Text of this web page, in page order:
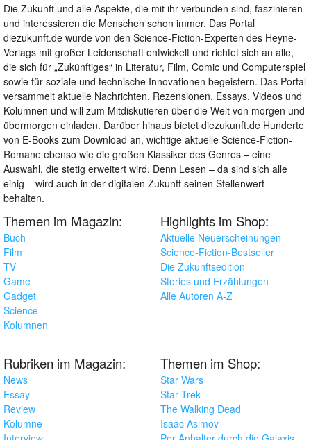
Die Zukunft und alle Aspekte, die mit ihr verbunden sind, faszinieren
und interessieren die Menschen schon immer. Das Portal
diezukunft.de wurde von den Science-Fiction-Experten des Heyne-
Verlags mit großer Leidenschaft entwickelt und richtet sich an alle,
die sich für „Zukünftiges“ in Literatur, Film, Comic und Computerspiel
sowie für soziale und technische Innovationen begeistern. Das Portal
versammelt aktuelle Nachrichten, Rezensionen, Essays, Videos und
Kolumnen und will zum Mitdiskutieren über die Welt von morgen und
übermorgen einladen. Darüber hinaus bietet diezukunft.de Hunderte
von E-Books zum Download an, wichtige aktuelle Science-Fiction-
Romane ebenso wie die großen Klassiker des Genres – eine
Auswahl, die stetig erweitert wird. Denn Lesen – da sind sich alle
einig – wird auch in der digitalen Zukunft seinen Stellenwert
behalten.
Themen im Magazin:
Buch
Film
TV
Game
Gadget
Science
Kolumnen
Highlights im Shop:
Aktuelle Neuerscheinungen
Science-Fiction-Bestseller
Die Zukunftsedition
Stories und Erzählungen
Alle Autoren A-Z
Rubriken im Magazin:
News
Essay
Review
Kolumne
Themen im Shop:
Star Wars
Star Trek
The Walking Dead
Isaac Asimov